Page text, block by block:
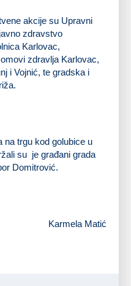
akcije su Upravni
zdravstvo
Karlovac,
zdravlja Karlovac,
i Vojnić, te gradska i
trgu kod golubice u
su je građani grada
Domitrović.
Karmela Matić